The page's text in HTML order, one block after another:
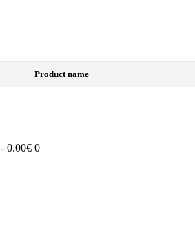
Product name
- 0.00€ 0